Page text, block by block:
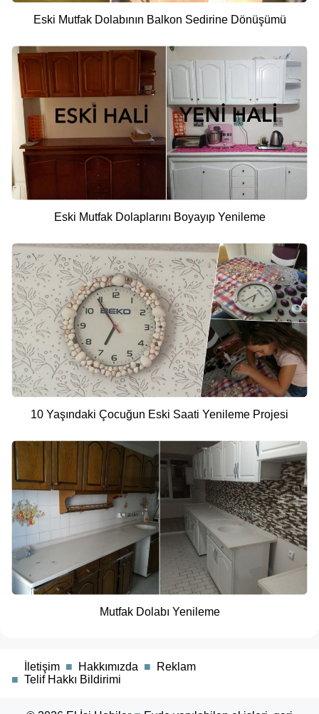
Eski Mutfak Dolabının Balkon Sedirine Dönüşümü
Eski Mutfak Dolaplarını Boyayıp Yenileme
10 Yaşındaki Çocuğun Eski Saati Yenileme Projesi
Mutfak Dolabı Yenileme
İletişim ■ Hakkımızda ■
Reklam
■ Telif Hakkı Bildirimi